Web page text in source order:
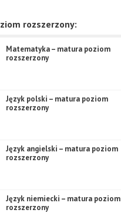
rozszerzony:
Matematyka – matura poziom
rozszerzony
Język polski – matura poziom
rozszerzony
Język angielski – matura poziom
rozszerzony
Język niemiecki – matura poziom
rozszerzony